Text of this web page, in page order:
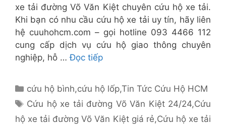
xe tải đường Võ Văn Kiệt chuyên cứu hộ xe tải.
Khi bạn có nhu cầu cứu hộ xe tải uy tín, hãy liên
hệ cuuhohcm.com – gọi hotline 093 4466 112
cung cấp dịch vụ cứu hộ giao thông chuyên
nghiệp, hỗ …Đọc tiếp
Danh
mục
cứu hộ bình,cứu hộ lốp,Tin Tức Cứu Hộ HCM
Thẻ
Cứu hộ xe tải đường Võ Văn Kiệt 24/24,Cứu
hộ xe tải đường Võ Văn Kiệt giá rẻ,Cứu hộ xe tải